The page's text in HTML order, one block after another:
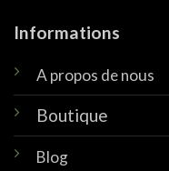
Informations
A propos de nous
Boutique
Blog